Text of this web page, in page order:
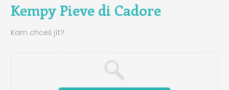
Kempy Pieve di Cadore
Kam chceš jít?